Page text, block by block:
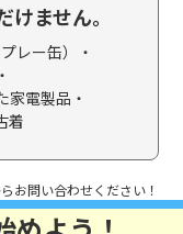
ません。
レー缶）・
家電製品・
着
お問い合わせください！